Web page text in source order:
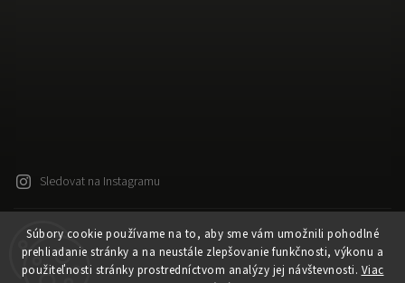
Súbory cookie používame na to, aby sme vám umožnili pohodlné
prehliadanie stránky a na neustále zlepšovanie funkčnosti, výkonu a
použiteľnosti stránky prostredníctvom analýzy jej návštevnosti. Viac
Sledovat na Instagramu
Copyright 2026Released. Všechna práva vyhrazena.
Upravit nastavení cookies